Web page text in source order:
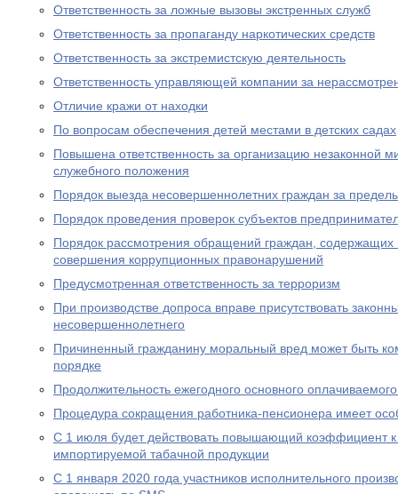
Ответственность за ложные вызовы экстренных служб
Ответственность за пропаганду наркотических средств
Ответственность за экстремистскую деятельность
Ответственность управляющей компании за
Отличие кражи от находки
По вопросам обеспечения детей местами в детских садах
Повышена ответственность за организацию незаконной
служебного положения
Порядок выезда несовершеннолетних граждан за
Порядок проведения проверок субъектов
Порядок рассмотрения обращений граждан,
совершения коррупционных правонарушений
Предусмотренная ответственность за терроризм
При производстве допроса вправе присутствовать
несовершеннолетнего
Причиненный гражданину моральный вред может быть
порядке
Продолжительность ежегодного основного оплачиваемого
Процедура сокращения работника-пенсионера имеет
С 1 июля будет действовать повышающий коэффициент
импортируемой табачной продукции
С 1 января 2020 года участников исполнительного